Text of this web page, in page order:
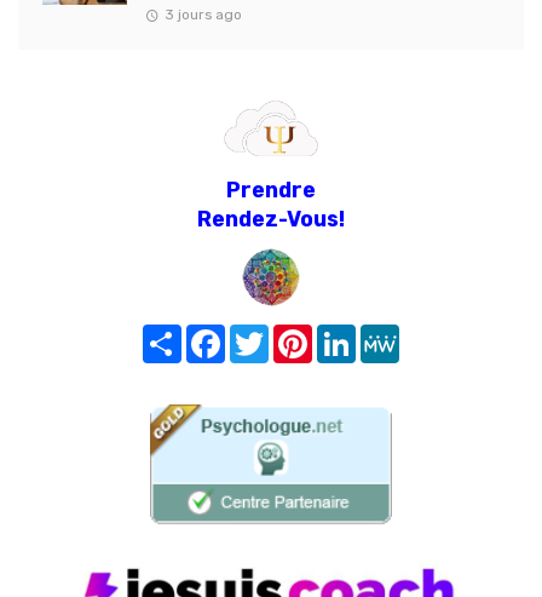
3 jours ago
Prendre
Rendez-Vous!
Share FacebookTwitterPinterest
LinkedIn